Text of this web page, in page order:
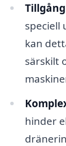
speciell
kan
särskilt
hinder